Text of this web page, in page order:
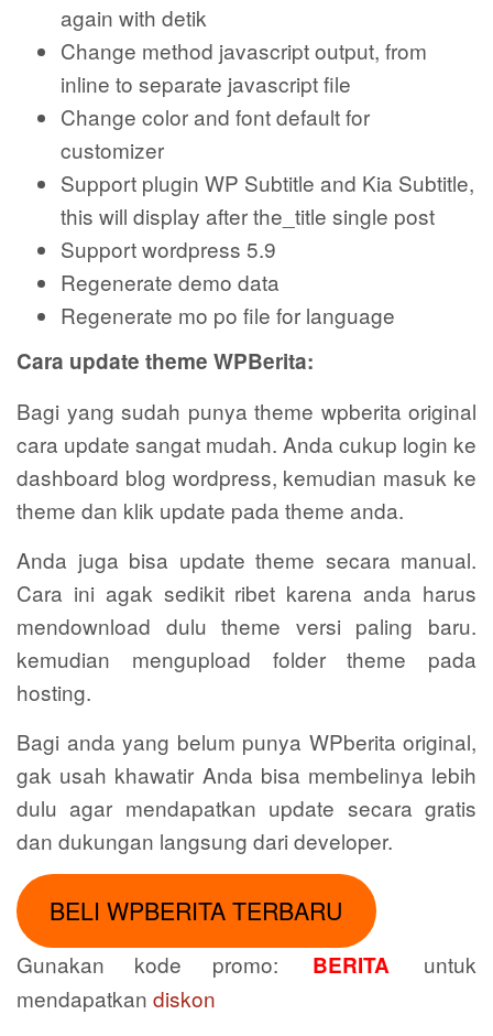
again with detik
Change method javascript output, from
inline to separate javascript file
Change color and font default for
customizer
Support plugin WP Subtitle and Kia Subtitle,
this will display after the_title single post
Support wordpress 5.9
Regenerate demo data
Regenerate mo po file for language
Cara update theme WPBerita:
Bagi yang sudah punya theme wpberita original
cara update sangat mudah. Anda cukup login ke
dashboard blog wordpress, kemudian masuk ke
theme dan klik update pada theme anda.
Anda juga bisa update theme secara manual.
Cara ini agak sedikit ribet karena anda harus
mendownload dulu theme versi paling baru.
kemudian mengupload folder theme pada
hosting.
Bagi anda yang belum punya WPberita original,
gak usah khawatir Anda bisa membelinya lebih
dulu agar mendapatkan update secara gratis
dan dukungan langsung dari developer.
BELI WPBERITA TERBARU
Gunakan kode promo: BERITA
untuk
mendapatkan diskon